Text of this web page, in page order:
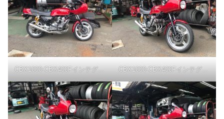
CBX1000-CBX400Fインテグラカウル-横 CBX1000-CBX400Fインテグラカウル-斜め前下から